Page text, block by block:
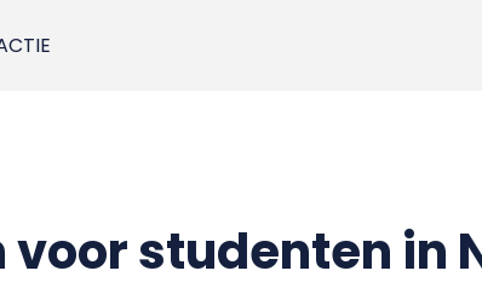
studenten in